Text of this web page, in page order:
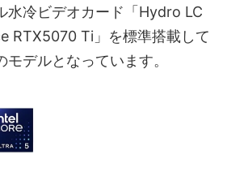
水冷ビデオカード「Hydro LC
RTX5070 Ti」を標準搭載して
デルとなっています。